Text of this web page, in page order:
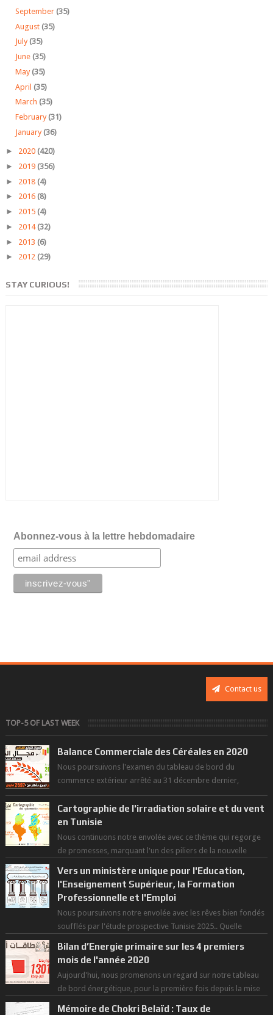
September (35)
August (35)
July (35)
June (35)
May (35)
April (35)
March (35)
February (31)
January (36)
► 2020 (420)
► 2019 (356)
► 2018 (4)
► 2016 (8)
► 2015 (4)
► 2014 (32)
► 2013 (6)
► 2012 (29)
STAY CURIOUS!
Abonnez-vous à la lettre hebdomadaire
Contact us
TOP-5 OF LAST WEEK
Balance Commerciale des Céréales en 2020
Nous poursuivons l'examen du tableau de bord du
commerce extérieur arrêté au 31 décembre dernier,
rendant compte de nos prouesses et man...
Cartographie de l'irradiation solaire et du vent
en Tunisie
Nous continuons notre envolée avec ce thème qui regorge
de promesses, marquant l'un des piliers de la nouvelle
Vers un ministère unique pour l'Education,
l'Enseignement Supérieur, la Formation
Professionnelle et l'Emploi
Nous poursuivons notre envolée avec les rêves bien fondés
soufflés par l'étude prospective Tunisie 2025.. Quelle
Bilan d’Energie primaire sur les 4 premiers
mois de l'année 2020
Aujourd'hui, nous promenons un regard sur notre tableau
de bord énergétique, pour la première fois depuis la mise
Mémoire de Chokri Belaïd : Taux de